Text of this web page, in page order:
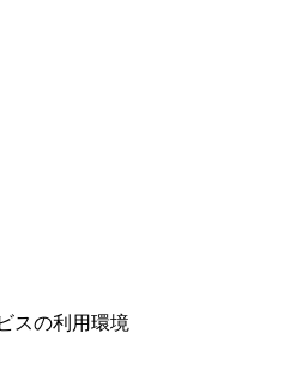
スの利用環境